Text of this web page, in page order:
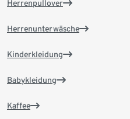
Herrenpullover
Herrenunterwäsche
Kinderkleidung
Babykleidung
Kaffee